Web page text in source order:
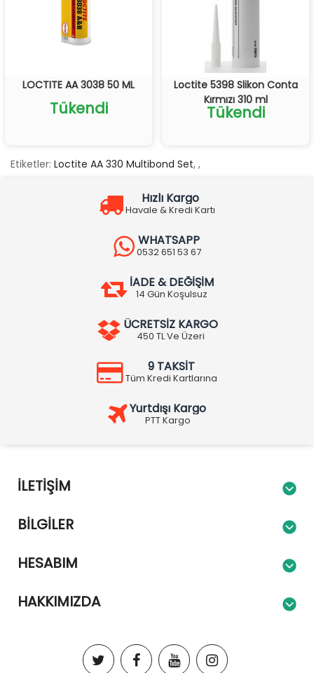
LOCTITE AA 3038 50 ML
Tükendi
Loctite 5398 Slikon Conta
Kırmızı 310 ml
Tükendi
Etiketler: Loctite AA 330 Multibond Set, ,
Hızlı Kargo
Havale & Kredi Kartı
WHATSAPP
0532 651 53 67
İADE & DEĞİŞİM
14 Gün Koşulsuz
ÜCRETSİZ KARGO
450 TL Ve Üzeri
9 TAKSİT
Tüm Kredi Kartlarına
Yurtdışı Kargo
PTT Kargo
İLETIŞIM
BILGILER
HESABIM
HAKKIMIZDA